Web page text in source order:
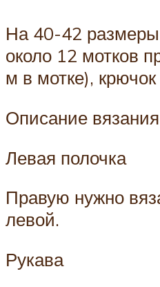
На 40-42
около 12 мотков
м в мотке),
Описание
Левая полочка
Правую нужно
левой.
Рукава